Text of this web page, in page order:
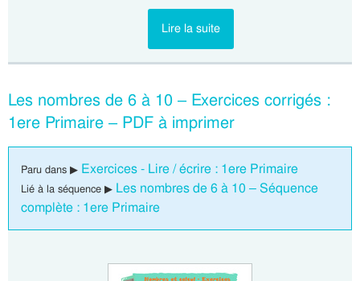
Lire la suite
Les nombres de 6 à 10 – Exercices corrigés :
1ere Primaire – PDF à imprimer
Paru dans ▶ Exercices - Lire / écrire : 1ere Primaire
Lié à la séquence ▶ Les nombres de 6 à 10 – Séquence
complète : 1ere Primaire